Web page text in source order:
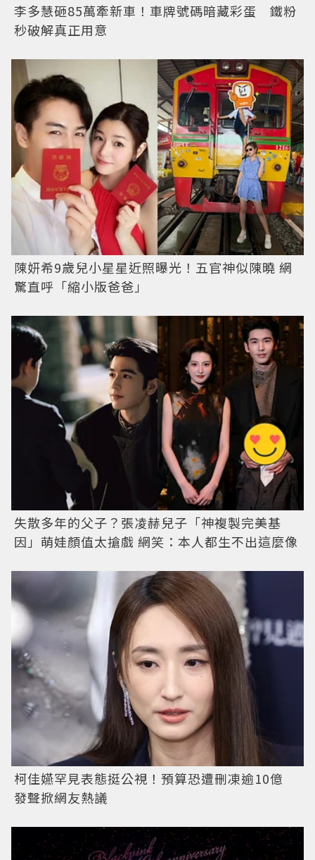
李多慧砸85萬牽新車！車牌號碼暗藏彩蛋 鐵粉
秒破解真正用意
陳妍希9歲兒小星星近照曝光！五官神似陳曉 網
驚直呼「縮小版爸爸」
失散多年的父子？張凌赫兒子「神複製完美基
因」萌娃顏值太搶戲 網笑：本人都生不出這麼像
柯佳嬿罕見表態挺公視！預算恐遭刪凍逾10億
發聲掀網友熱議